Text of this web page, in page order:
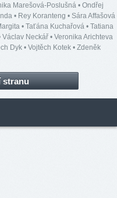
Marešová-Poslušná • Ondřej
• Rey Koranteng • Sára Affašová
• Taťána Kuchařová • Tatiana
Václav Neckář • Veronika Arichteva
Dyk • Vojtěch Kotek • Zdeněk
stranu